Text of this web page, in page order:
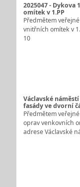
2025047 - Dykova
omítek v 1.PP
Předmětem
vnitřních omítek v
10
Václavské
fasády ve dvorní
Předmětem
oprav venkovních
adrese Václavské